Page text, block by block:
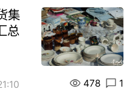
集
总
478 1